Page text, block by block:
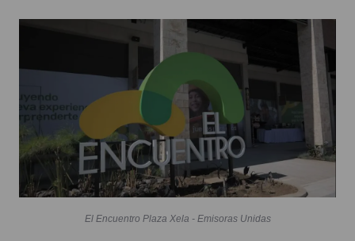
El Encuentro Plaza Xela - Emisoras Unidas